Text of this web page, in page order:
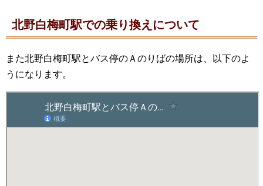
北野白梅町駅での乗り換えについて
また北野白梅町駅とバス停のＡのりばの場所は、以下のよ
うになります。